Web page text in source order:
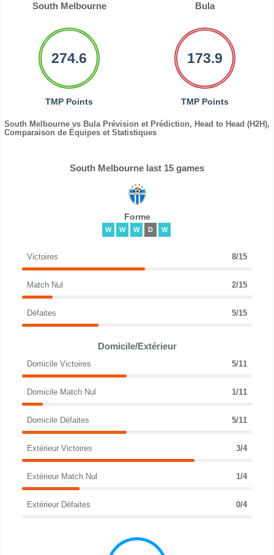
South Melbourne Bula
274.6
TMP Points
173.9
TMP Points
South Melbourne vs Bula Prévision et Prédiction, Head to Head (H2H),
Comparaison de Équipes et Statistiques
South Melbourne last 15 games
Forme
W W W D W
Victoires 8/15
Match Nul 2/15
Défaites 5/15
Domicile/Extérieur
Domicile Victoires 5/11
Domicile Match Nul 1/11
Domicile Défaites 5/11
Extérieur Victoires 3/4
Extérieur Match Nul 1/4
Extérieur Défaites 0/4